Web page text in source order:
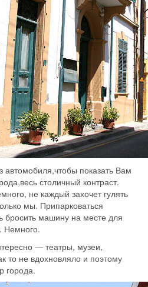
автомобиля,чтобы показать Вам
столичный контраст.
не каждый захочет гулять
мы. Припарковаться
бросить машину на месте для
Немного.
— театры, музеи,
то не вдохновляло и поэтому
города.